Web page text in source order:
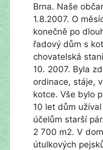
Brna. Naše
1.8.2007. O
konečně po
řadový dům s
chovatelská
10. 2007. Byla
ordinace, stáje,
kotce. Vše bylo
10 let dům
účelům starší
2 700 m2. V
útulkových